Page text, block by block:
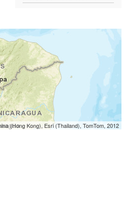
(Hong Kong), Esri (Thailand), TomTom, 2012